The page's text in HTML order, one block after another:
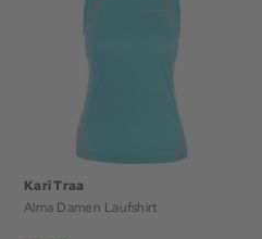
Kari Traa
Alma Damen Laufshirt